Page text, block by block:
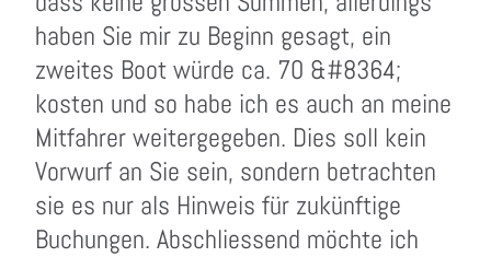
haben Sie mir zu Beginn gesagt, ein
zweites Boot würde ca. 70 &#8364;
kosten und so habe ich es auch an meine
Mitfahrer weitergegeben. Dies soll kein
Vorwurf an Sie sein, sondern betrachten
sie es nur als Hinweis für zukünftige
Buchungen. Abschliessend möchte ich